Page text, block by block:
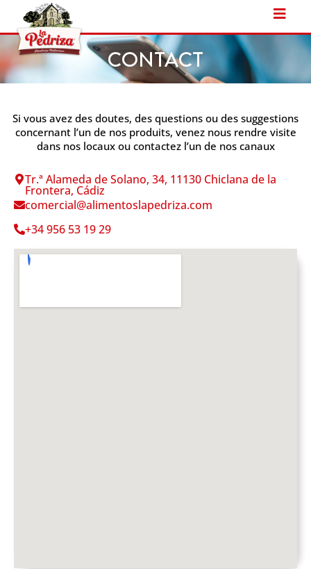
contenido
CONTACT
Si vous avez des doutes, des questions ou des suggestions
concernant l’un de nos produits, venez nous rendre visite
dans nos locaux ou contactez l’un de nos canaux
Tr.ª Alameda de Solano, 34, 11130 Chiclana de la
Frontera, Cádiz
comercial@alimentoslapedriza.com
+34 956 53 19 29